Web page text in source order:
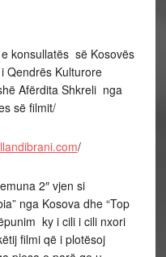
konsullatës së Kosovës
Qendrës Kulturore
Afërdita Shkreli nga
së filmit/
/
2″ vjen si
nga Kosova dhe “Top
ky i cili i cili nxori
filmi që i plotësoj